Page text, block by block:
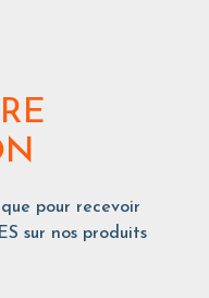
pour recevoir
sur nos produits